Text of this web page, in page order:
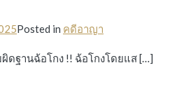
Posted in คดีอาญา
ดฐานฉ้อโกง !! ฉ้อโกงโดยแส […]